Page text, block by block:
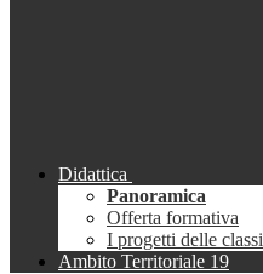
Didattica
Panoramica
Offerta formativa
I progetti delle classi
Ambito Territoriale 19